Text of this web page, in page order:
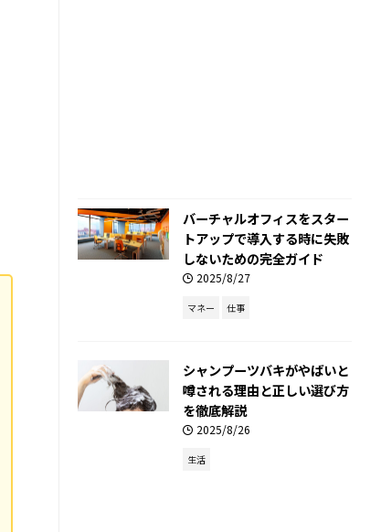
バーチャルオフィスをスター
トアップで導入する時に失敗
しないための完全ガイド
2025/8/27
マネー 仕事
シャンプーツバキがやばいと
噂される理由と正しい選び方
を徹底解説
2025/8/26
生活